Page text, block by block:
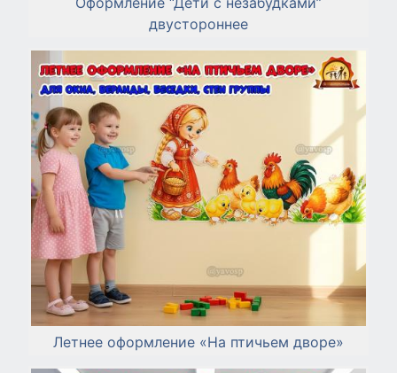
двустороннее
Летнее оформление «На птичьем дворе»